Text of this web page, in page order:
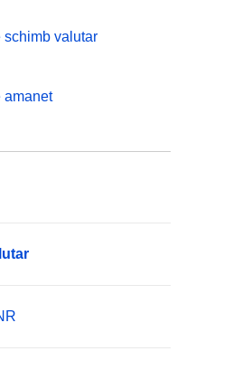
schimb valutar
amanet